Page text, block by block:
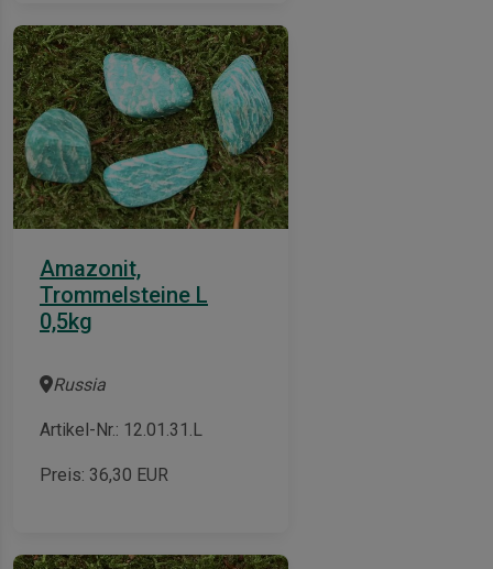
Amazonit,
Trommelsteine L
0,5kg
Russia
Artikel-Nr.: 12.01.31.L
Preis: 36,30 EUR